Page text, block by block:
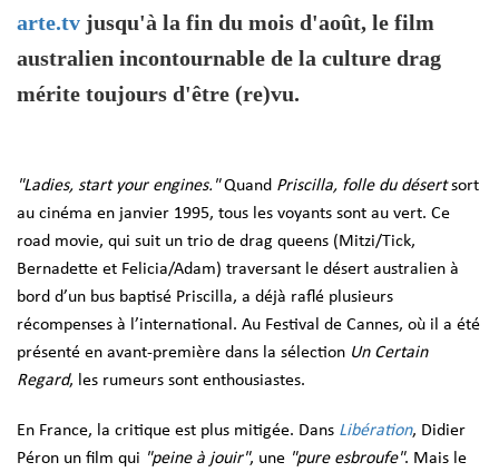
arte.tv jusqu'à la fin du mois d'août, le film
australien incontournable de la culture drag
mérite toujours d'être (re)vu.
"Ladies, start your engines."Quand Priscilla, folle du désertsort
au cinéma en janvier 1995, tous les voyants sont au vert. Ce
road movie, qui suit un trio de drag queens (Mitzi/Tick,
Bernadette et Felicia/Adam) traversant le désert australien à
bord d’un bus baptisé Priscilla, a déjà raflé plusieurs
récompenses à l’international. Au Festival de Cannes, où il a été
présenté en avant-première dans la sélection Un Certain
Regard, les rumeurs sont enthousiastes.
En France, la critique est plus mitigée. Dans Libération, Didier
Péron un film qui "peine à jouir", une "pure esbroufe". Mais le